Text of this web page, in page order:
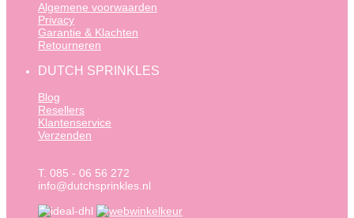
Algemene voorwaarden
Privacy
Garantie & Klachten
Retourneren
DUTCH SPRINKLES
Blog
Resellers
Klantenservice
Verzenden
T. 085 - 06 56 272
info@dutchsprinkles.nl